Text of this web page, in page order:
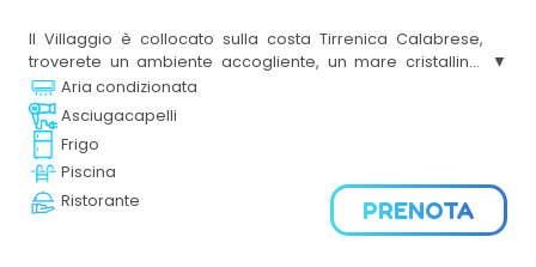
Il Villaggio è collocato sulla costa Tirrenica Calabrese,
troverete un ambiente accogliente, un mare cristallino,
una cucina ricca di profumi e sapori del Sud e tanto
divertimento con i nostri animatori.
Aria condizionata
Asciugacapelli
Frigo
Piscina
Ristorante
PRENOTA